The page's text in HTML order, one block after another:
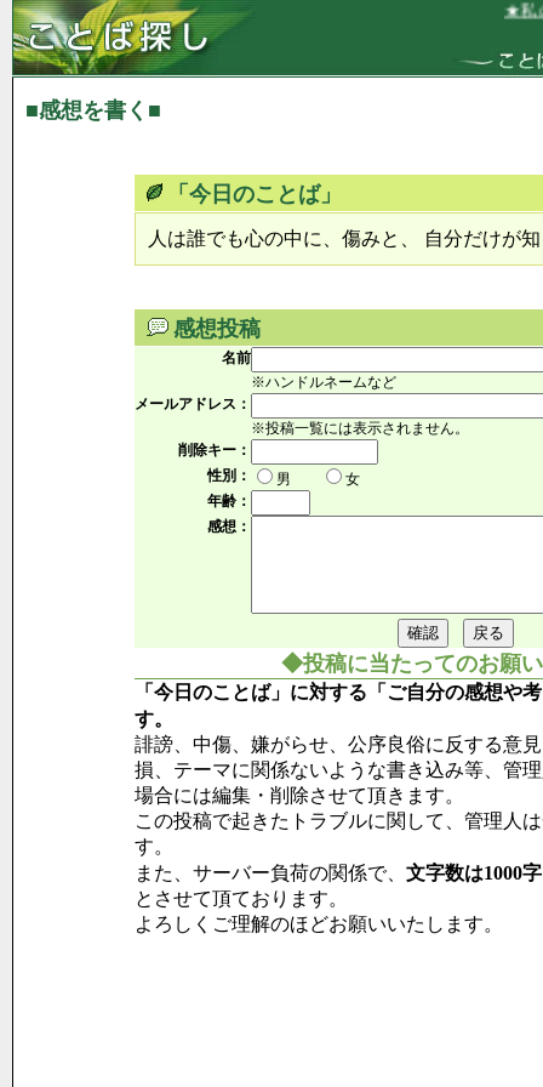
★私の
■感想を書く■
「今日のことば」
人は誰でも心の中に、傷みと、 自分だけが
感想投稿
名前
※ハンドルネームなど
メールアドレス：
※投稿一覧には表示されません。
削除キー：
性別：
男
女
年齢：
感想：
◆投稿に当たってのお願
「今日のことば」に対する「ご自分の感想や
す。
誹謗、中傷、嫌がらせ、公序良俗に反する意
損、テーマに関係ないような書き込み等、管
場合には編集・削除させて頂きます。
この投稿で起きたトラブルに関して、管理人
す。
また、サーバー負荷の関係で、 文字数は1000
とさせて頂ております。
よろしくご理解のほどお願いいたします。